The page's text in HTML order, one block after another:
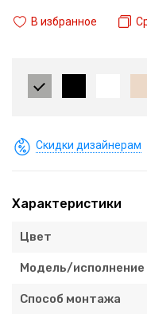
В избранное
Скидки дизайнерам
Характеристики
Цвет
Модель/исполнение
Способ монтажа